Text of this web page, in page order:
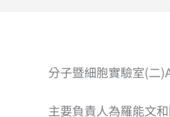
分子暨細胞實驗室(二
主要負責人為羅能文